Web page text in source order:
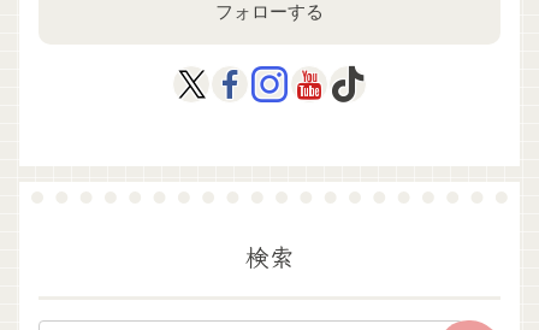
フォローする
検索